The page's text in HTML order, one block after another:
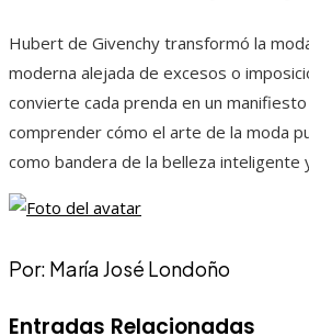
Hubert de Givenchy transformó la
moderna alejada de excesos o
convierte cada prenda en un
comprender cómo el arte de la moda
como bandera de la belleza inteligente
Por: María José Londoño
Entradas Relacionadas